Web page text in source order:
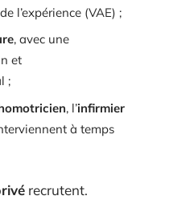
l’expérience (VAE) ;
, avec une
et
;
, l’infirmier
à temps
recrutent.